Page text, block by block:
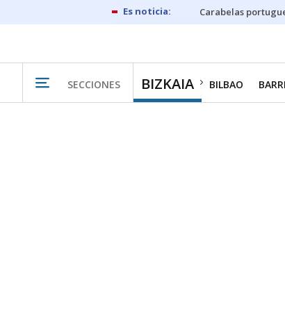
Carabelas
SECCIONES BIZKAIA BILBAO